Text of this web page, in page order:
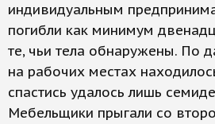
индивидуальным
погибли как минимум
те, чьи тела обнаружены. По
на рабочих местах
спастись удалось лишь
Мебельщики прыгали со